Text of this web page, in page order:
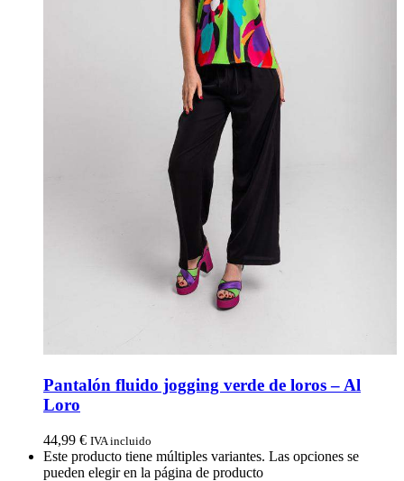
Pantalón fluido jogging verde de loros – Al
Loro
44,99 € IVA incluido
Este producto tiene múltiples variantes. Las opciones se
pueden elegir en la página de producto